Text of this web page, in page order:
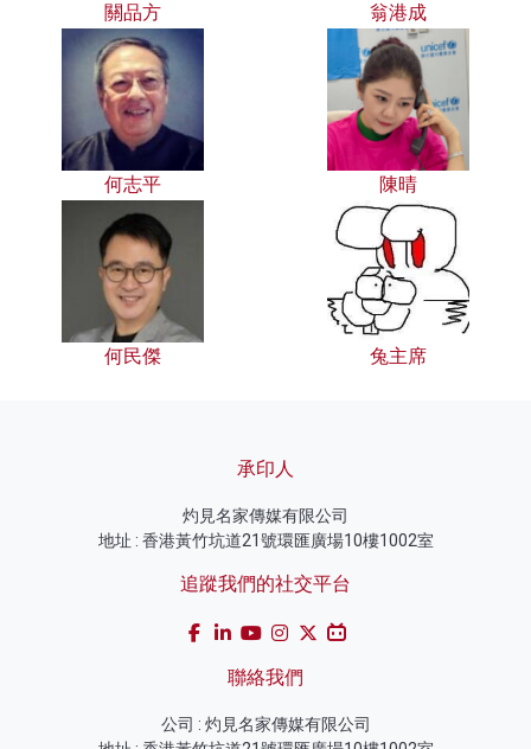
關品方 翁港成
何志平 陳晴
何民傑 兔主席
承印人
灼見名家傳媒有限公司
地址 : 香港黃竹坑道21號環匯廣場10樓1002室
追蹤我們的社交平台
聯絡我們
公司 : 灼見名家傳媒有限公司